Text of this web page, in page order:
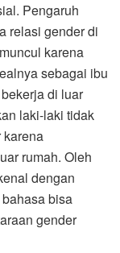
Pengaruh
relasi gender di
karena
sebagai ibu
di luar
laki-laki tidak
karena
rumah. Oleh
dengan
bisa
gender